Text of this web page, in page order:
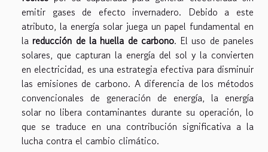
emitir gases de efecto invernadero. Debido a este
atributo, la energía solar juega un papel fundamental en
lareducción de la huella de carbono. El uso de paneles
solares, que capturan la energía del sol y la convierten
en electricidad, es una estrategia efectiva para disminuir
las emisiones de carbono. A diferencia de los métodos
convencionales de generación de energía, la energía
solar no libera contaminantes durante su operación, lo
que se traduce en una contribución significativa a la
lucha contra el cambio climático.